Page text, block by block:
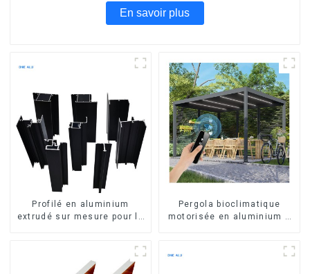
En savoir plus
Profilé en aluminium
extrudé sur mesure pour le
Pergola bioclimatique
motorisée en aluminium à
étanche, avec éclairage